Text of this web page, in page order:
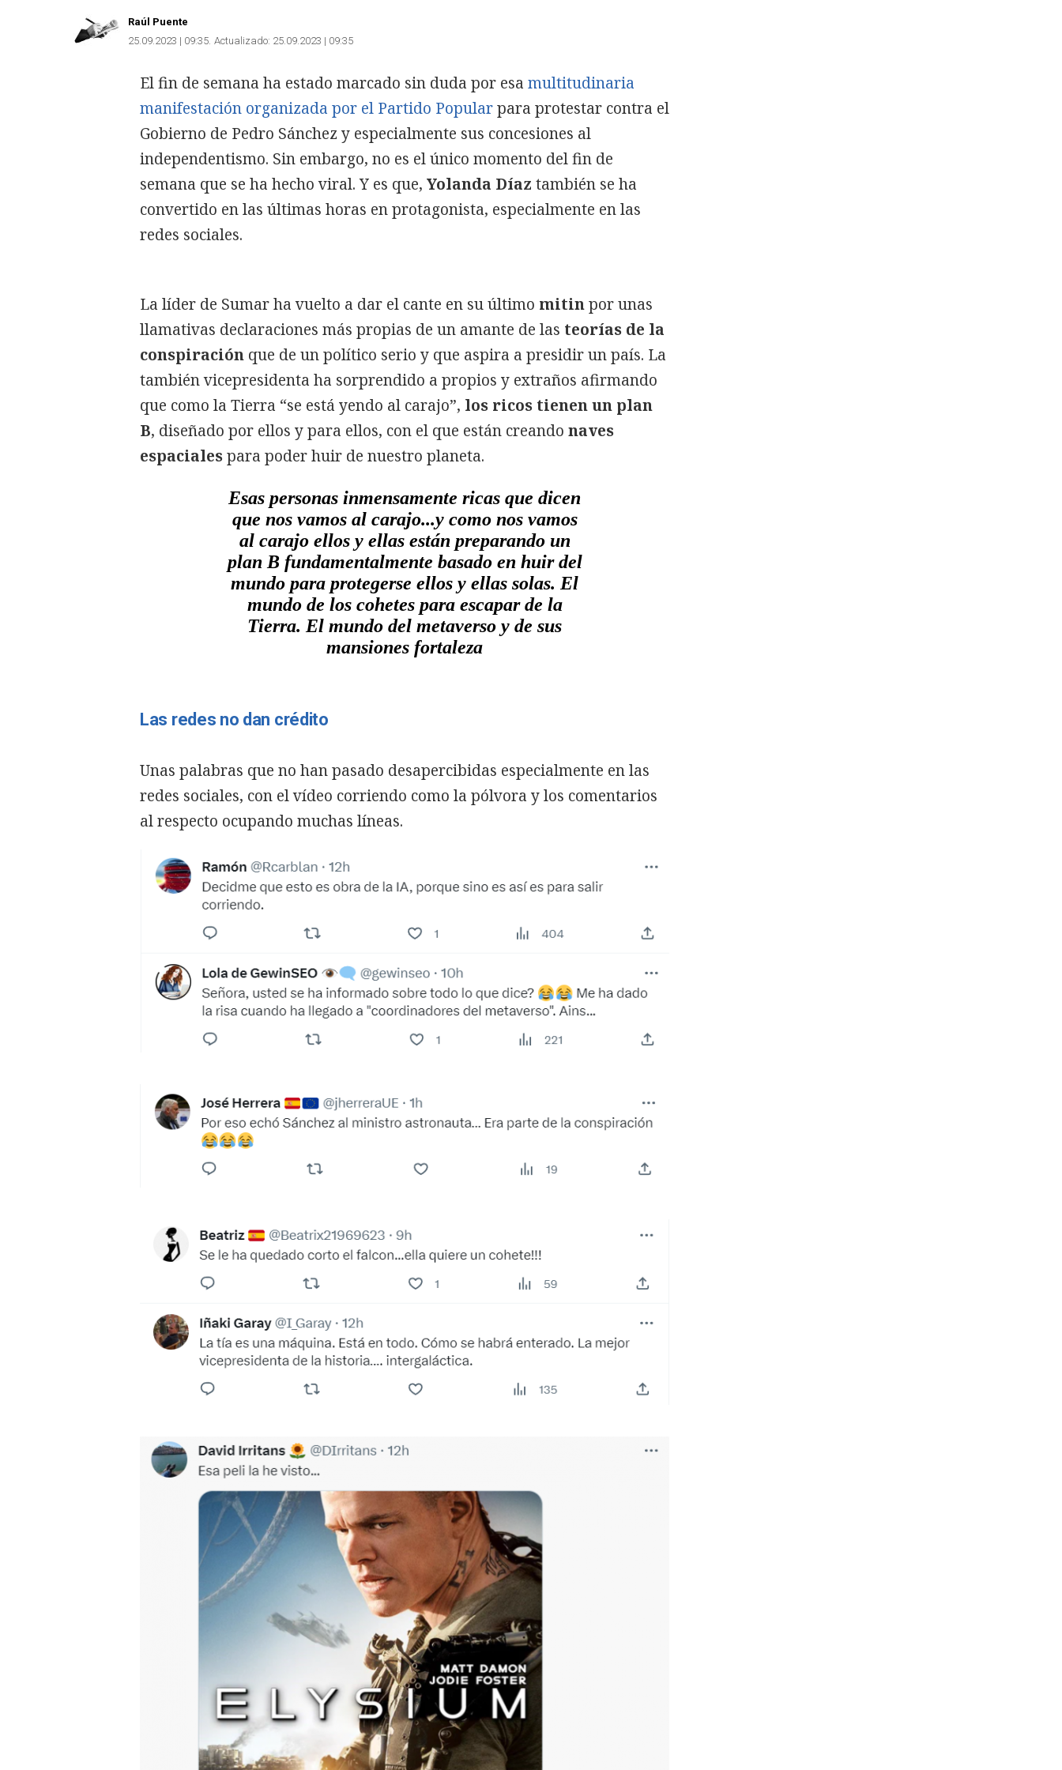
Raúl Puente
25.09.2023 | 09:35 Actualizado: 25.09.2023 | 09:35
El fin de semana ha estado marcado sin duda por esa multitudinaria
manifestación organizada por el Partido Popularpara protestar contra el
Gobierno de Pedro Sánchez y especialmente sus concesiones al
independentismo. Sin embargo, no es el único momento del fin de
semana que se ha hecho viral. Y es que, Yolanda Díaz también se ha
convertido en las últimas horas en protagonista, especialmente en las
redes sociales.
La líder de Sumar ha vuelto a dar el cante en su último mitinpor unas
llamativas declaraciones más propias de un amante de las teorías de la
conspiración que de un político serio y que aspira a presidir un país. La
también vicepresidenta ha sorprendido a propios y extraños afirmando
que como la Tierra “se está yendo al carajo”, los ricos tienen un plan
B, diseñado por ellos y para ellos, con el que están creando naves
espacialespara poder huir de nuestro planeta.
Esas personas inmensamente ricas que dicen
que nos vamos al carajo...y como nos vamos
al carajo ellos y ellas están preparando un
plan B fundamentalmente basado en huir del
mundo para protegerse ellos y ellas solas. El
mundo de los cohetes para escapar de la
Tierra. El mundo del metaverso y de sus
mansiones fortaleza
Las redes no dan crédito
Unas palabras que no han pasado desapercibidas especialmente en las
redes sociales, con el vídeo corriendo como la pólvora y los comentarios
al respecto ocupando muchas líneas.